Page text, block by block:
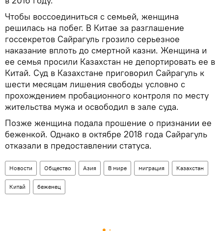
Чтобы воссоединиться с семьей, женщина
решилась на побег. В Китае за разглашение
госсекретов Сайрагуль грозило серьезное
наказание вплоть до смертной казни. Женщина и
ее семья просили Казахстан не депортировать ее в
Китай. Суд в Казахстане приговорил Сайрагуль к
шести месяцам лишения свободы условно с
прохождением пробационного контроля по месту
жительства мужа и освободил в зале суда.
Позже женщина подала прошение о признании ее
беженкой. Однако в октябре 2018 года Сайрагуль
отказали в предоставлении статуса.
Новости Общество Азия В мире миграция Казахстан
Китай беженец